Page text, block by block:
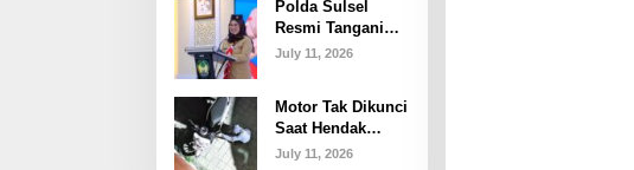
Keterangan Palsu
dan Penggelapan
Polda Sulsel
Resmi Tangani
Penyidikan
July 11, 2026
Motor Tak Dikunci
Saat Hendak
Nobar Piala
July 11, 2026